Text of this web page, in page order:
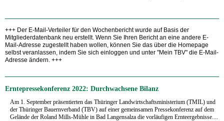
+++ Der E-Mail-Verteiler für den Wochenbericht wurde auf Basis der
Mitgliederdatenbank neu erstellt. Wenn Sie Ihren Bericht an eine andere E-
Mail-Adresse zugestellt haben wollen, können Sie das über die Homepage
selbst veranlassen, indem Sie sich einloggen und unter "Mein TBV" die E-Mail-
Adresse ändern. +++
Erntepressekonferenz 2022: Durchwachsene Bilanz
Am 1. September präsentierten das Thüringer Landwirtschaftsministerium (TMIL) und
der Thüringer Bauernverband (TBV) auf einer gemeinsamen Pressekonferenz auf dem
Gelände der Roland Mills-Mühle in Bad Langensalza die vorläufigen Ernteergebnisse....